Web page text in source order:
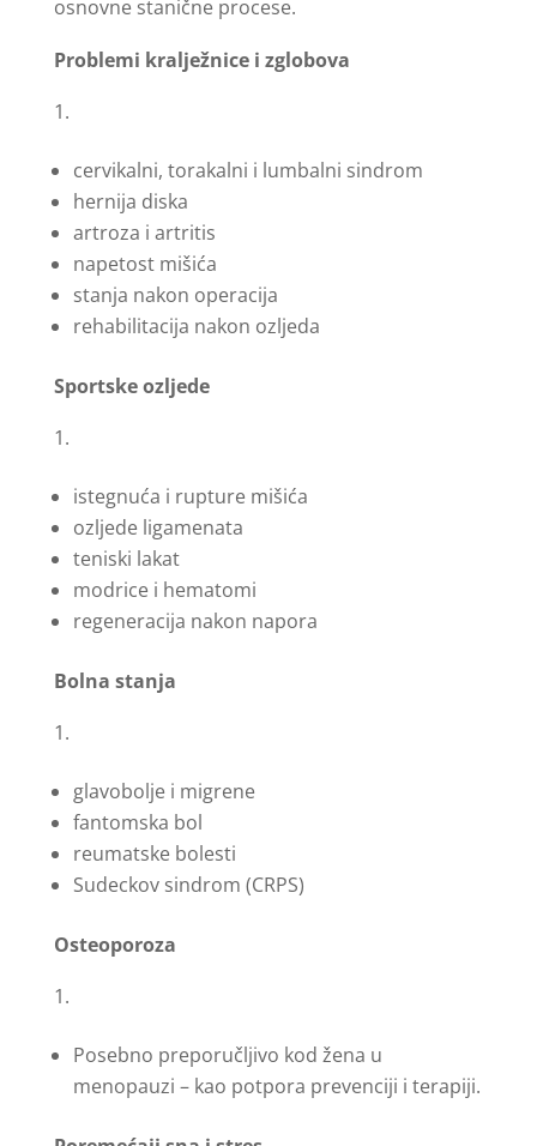
osnovne stanične procese.
Problemi kralježnice i zglobova
cervikalni, torakalni i lumbalni sindrom
hernija diska
artroza i artritis
napetost mišića
stanja nakon operacija
rehabilitacija nakon ozljeda
Sportske ozljede
istegnuća i rupture mišića
ozljede ligamenata
teniski lakat
modrice i hematomi
regeneracija nakon napora
Bolna stanja
glavobolje i migrene
fantomska bol
reumatske bolesti
Sudeckov sindrom (CRPS)
Osteoporoza
Posebno preporučljivo kod žena u
menopauzi – kao potpora prevenciji i terapiji.